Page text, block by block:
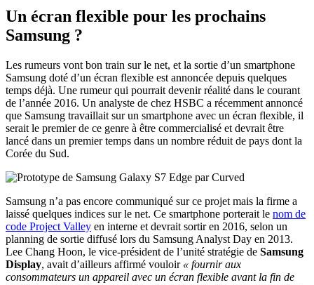
Un écran flexible pour les prochains
Samsung ?
Les rumeurs vont bon train sur le net, et la sortie d’un smartphone
Samsung doté d’un écran flexible est annoncée depuis quelques
temps déjà. Une rumeur qui pourrait devenir réalité dans le courant
de l’année 2016. Un analyste de chez HSBC a récemment annoncé
que Samsung travaillait sur un smartphone avec un écran flexible, il
serait le premier de ce genre à être commercialisé et devrait être
lancé dans un premier temps dans un nombre réduit de pays dont la
Corée du Sud.
Samsung n’a pas encore communiqué sur ce projet mais la firme a
laissé quelques indices sur le net. Ce smartphone porterait le nom de
code Project Valley en interne et devrait sortir en 2016, selon un
planning de sortie diffusé lors du Samsung Analyst Day en 2013.
Lee Chang Hoon, le vice-président de l’unité stratégie de Samsung
Display, avait d’ailleurs affirmé vouloir « fournir aux
consommateurs un appareil avec un écran flexible avant la fin de